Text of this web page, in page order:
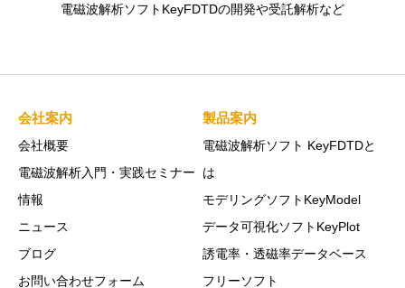
電磁波解析ソフトKeyFDTDの開発や受託解析など
会社案内
会社概要
電磁波解析入門・実践セミナー
情報
ニュース
ブログ
お問い合わせフォーム
製品案内
電磁波解析ソフト KeyFDTDと
は
モデリングソフトKeyModel
データ可視化ソフトKeyPlot
誘電率・透磁率データベース
フリーソフト